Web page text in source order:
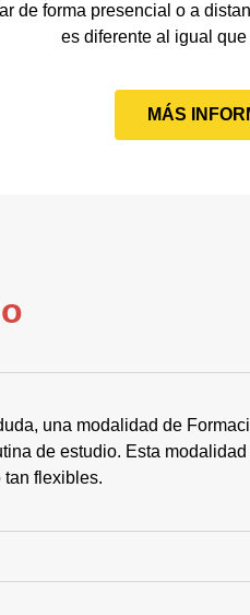
de forma presencial o a
es diferente al igual
MÁS
una modalidad de
de estudio. Esta
tan flexibles.